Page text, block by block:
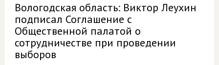
Вологодская область: Виктор Леухин
подписал Соглашение с
Общественной палатой о
сотрудничестве при проведении
выборов